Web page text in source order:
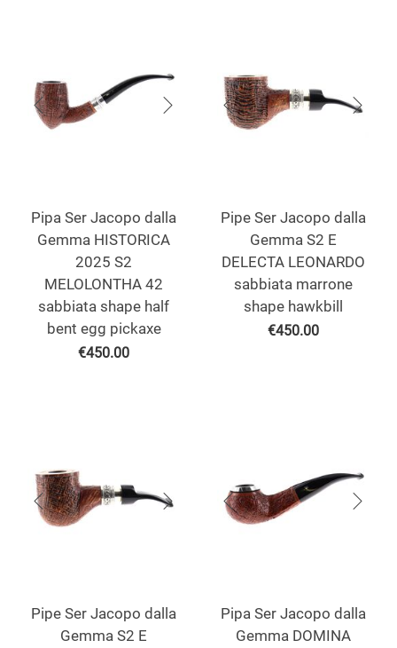
Pipa Ser Jacopo dalla
Gemma HISTORICA
2025 S2
MELOLONTHA 42
sabbiata shape half
bent egg pickaxe
€450.00
Pipe Ser Jacopo dalla
Gemma S2 E
DELECTA LEONARDO
sabbiata marrone
shape hawkbill
€450.00
Pipe Ser Jacopo dalla
Gemma S2 E
Pipa Ser Jacopo dalla
Gemma DOMINA